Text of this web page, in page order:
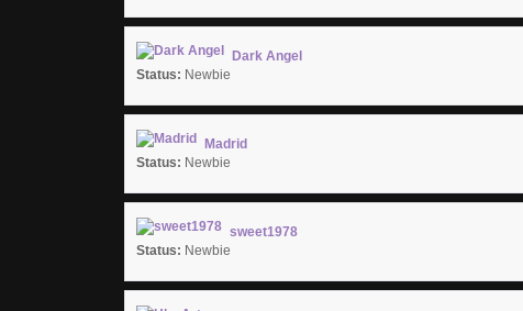
Dark Angel
Status: Newbie
Madrid
Status: Newbie
sweet1978
Status: Newbie